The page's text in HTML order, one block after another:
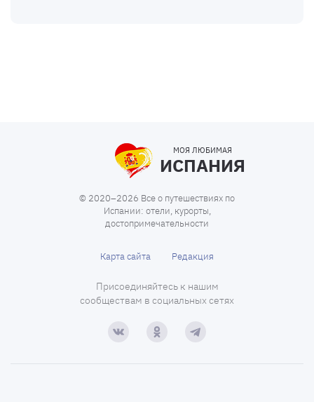
МОЯ ЛЮБИМАЯ
ИСПАНИЯ
© 2020–2026 Все о путешествиях по
Испании: отели, курорты,
достопримечательности
Карта сайта Редакция
Присоединяйтесь к нашим
сообществам в социальных сетях